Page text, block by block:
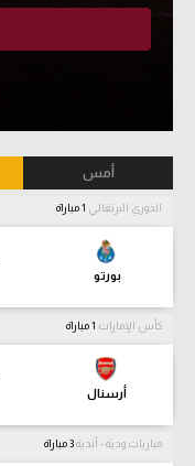
أمس
الدوري البرتغالي
بورتو
كأس الإمارات
أرسنال
مباريات ودية - أندية